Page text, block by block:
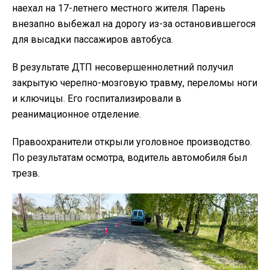
наехал на 17-летнего местного жителя. Парень
внезапно выбежал на дорогу из-за остановившегося
для высадки пассажиров автобуса.
В результате ДТП несовершеннолетний получил
закрытую черепно-мозговую травму, переломы ноги
и ключицы. Его госпитализировали в
реанимационное отделение.
Правоохранители открыли уголовное производство.
По результатам осмотра, водитель автомобиля был
трезв.